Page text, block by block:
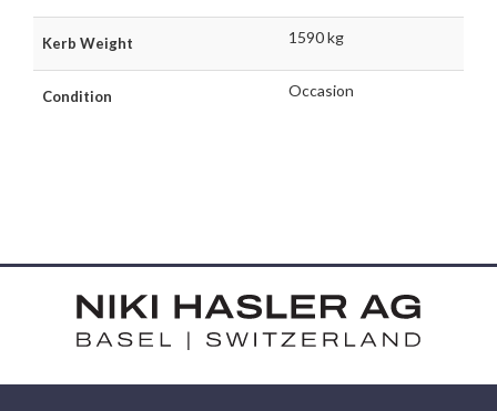
Kerb Weight 1590 kg
Condition Occasion